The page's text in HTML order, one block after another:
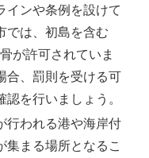
インや条例を設けて
では、初島を含む
が許可されていま
合、罰則を受ける可
を行いましょう。
行われる港や海岸付
集まる場所となるこ